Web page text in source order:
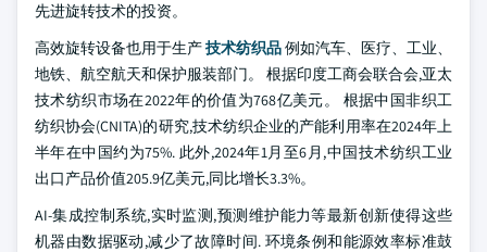
先进旋转技术的投资。
高效旋转设备也用于生产技术纺织品例如汽车、医疗、工业、
地铁、航空航天和保护服装部门。 根据印度工商会联合会,亚太
技术纺织市场在2022年的价值为768亿美元。 根据中国非织工
纺织协会(CNITA)的研究,技术纺织企业的产能利用率在2024年上
半年在中国约为75%. 此外,2024年1月至6月,中国技术纺织工业
出口产品价值205.9亿美元,同比增长3.3%。
AI-集成控制系统,实时监测,预测维护能力等最新创新使得这些
机器由数据驱动,减少了故障时间. 环境条例和能源效率标准鼓